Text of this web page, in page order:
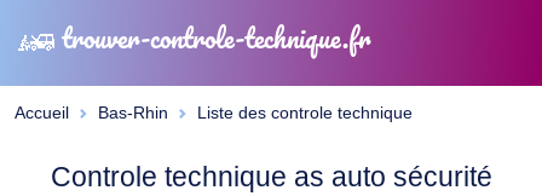
trouver-controle-technique.fr
Accueil Bas-Rhin Liste des controle technique
Controle technique as auto sécurité